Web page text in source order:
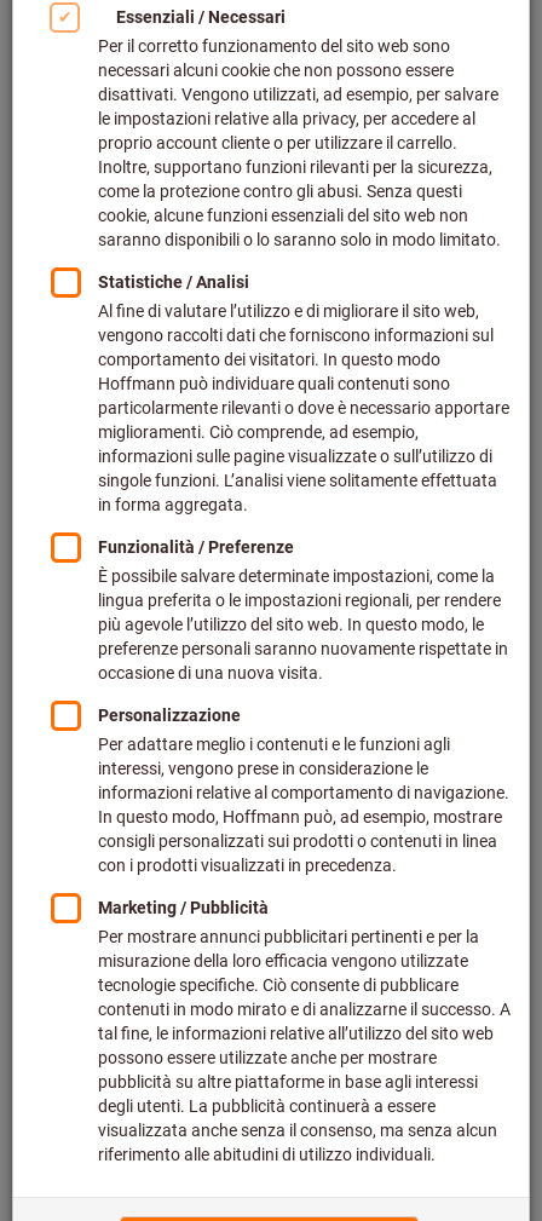
Bild zum Vergrößern anklicken
Preis pro 1 Stück
zzgl. Versandkosten
Individuelle Preisanzeige für Geschäftskunden nach
Anmeldung.
Menge
In den Warenkorb
Voraussichtliche Lieferzeit: 2-3 Wochen
Bitte beachten Sie die Lieferzeit und eingeschränkte
Beratung:
da er nicht Bestandteil unseres Hauptsortiments ist und